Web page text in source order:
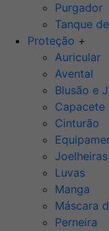
Purgador
Tanque
Proteção +
Auricular
Avental
Blusão e
Capacete
Cinturão
Joelheiras
Luvas
Manga
Máscara
Perneira